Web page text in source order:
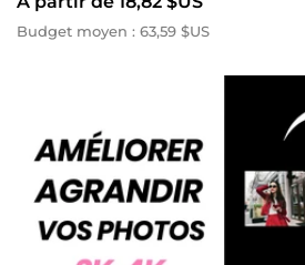
Budget moyen : 63,59 $US